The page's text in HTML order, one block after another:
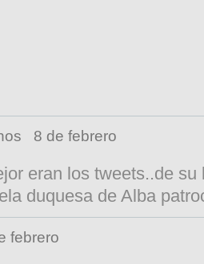
8 de febrero
eran los tweets..de su
duquesa de Alba
febrero